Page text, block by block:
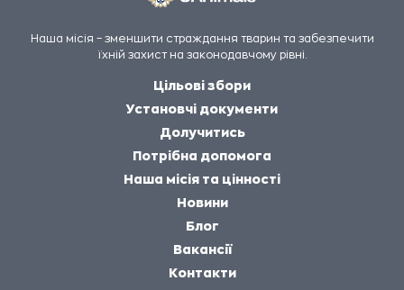
Наша місія – зменшити страждання тварин та забезпечити
їхній захист на законодавчому рівні.
Цільові збори
Установчі документи
Долучитись
Потрібна допомога
Наша місія та цінності
Новини
Блог
Вакансії
Контакти